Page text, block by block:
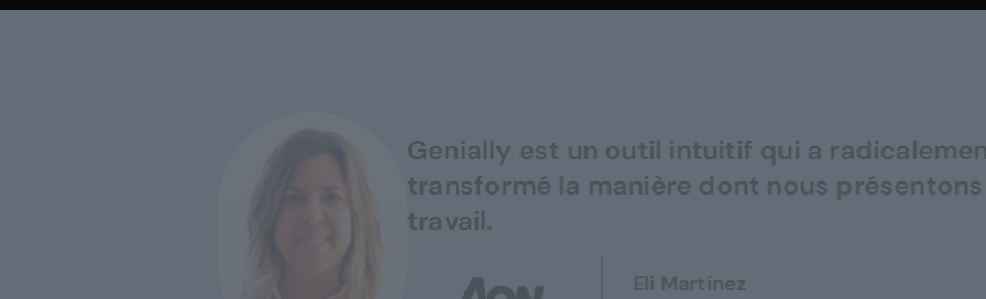
Genially est un outil intuitif qui a radicalement
transformé la manière dont nous présentons
travail.
Eli Martínez